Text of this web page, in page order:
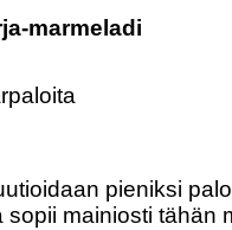
marmeladi
pieniksi
mainiosti tähän